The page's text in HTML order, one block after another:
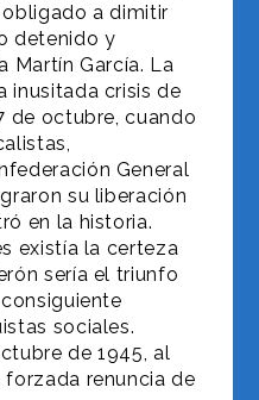
a dimitir
detenido y
Martín García. La
inusitada crisis de
de octubre, cuando
General
su liberación
en la historia.
existía la certeza
sería el triunfo
sociales.
de 1945, al
renuncia de